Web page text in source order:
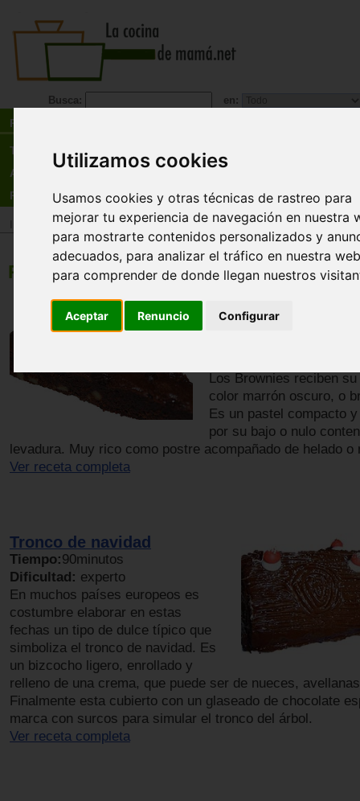
Utilizamos cookies
Usamos cookies y otras técnicas de rastreo para
mejorar tu experiencia de navegación en nuestra
para mostrarte contenidos personalizados y
adecuados, para analizar el tráfico en nuestra
para comprender de donde llegan nuestros
Aceptar Renuncio Configurar
Busca: en:
Recetas
Tienda
Actualidad
Registro
Recetas > Postres
Postre
Brownies con
(microondas)
Los Brownies reciben
color marrón oscuro, o
Es un pastel compacto
por su bajo o nulo
levadura. Muy rico como postre acompañado de helado o
Ver receta completa
Tronco de navidad
Tiempo:90minutos
Dificultad: experto
En muchos países europeos es
costumbre elaborar en estas
fechas un tipo de dulce típico que
simboliza el tronco de navidad. Es
un bizcocho ligero, enrollado y
relleno de una crema, que puede ser de nueces,
Finalmente esta cubierto con un glaseado de chocolate
marca con surcos para simular el tronco del árbol.
Ver receta completa